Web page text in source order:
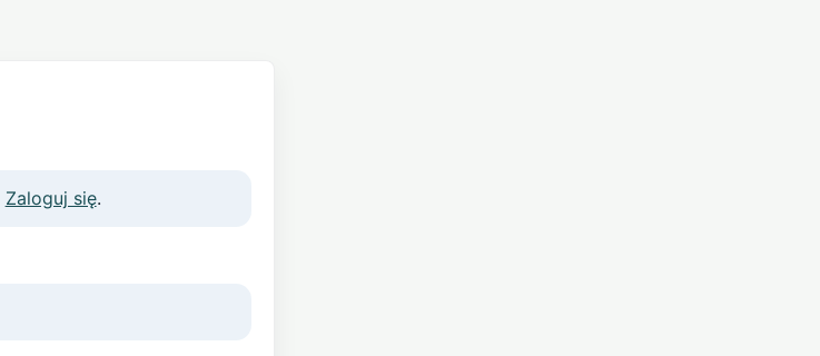
Zaloguj się.